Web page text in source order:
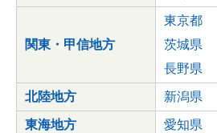
関東・甲信地方
東京都
茨城県
長野県
北陸地方 新潟県
東海地方 愛知県